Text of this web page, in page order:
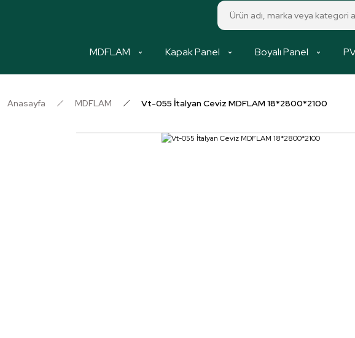
MDFLAM Kapak Panel Boyalı Panel
Anasayfa MDFLAM Vt-055 İtalyan Ceviz MDFLAM 18*2800*2100